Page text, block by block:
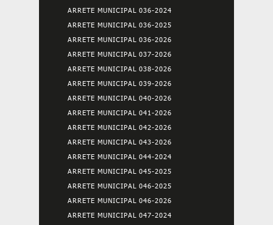
ARRETE MUNICIPAL 036-2024
ARRETE MUNICIPAL 036-2025
ARRETE MUNICIPAL 036-2026
ARRETE MUNICIPAL 037-2026
ARRETE MUNICIPAL 038-2026
ARRETE MUNICIPAL 039-2026
ARRETE MUNICIPAL 040-2026
ARRETE MUNICIPAL 041-2026
ARRETE MUNICIPAL 042-2026
ARRETE MUNICIPAL 043-2026
ARRETE MUNICIPAL 044-2024
ARRETE MUNICIPAL 045-2025
ARRETE MUNICIPAL 046-2025
ARRETE MUNICIPAL 046-2026
ARRETE MUNICIPAL 047-2024